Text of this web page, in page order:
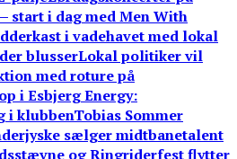
start i dag med Men With
i vadehavet med lokal
blusserLokal politiker vil
med roture på
i Esbjerg Energy:
i klubbenTobias Sommer
sælger midtbanetalent
og Ringriderfest flytter